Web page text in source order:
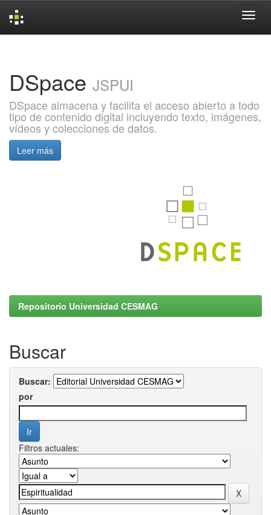
DSpace JSPUI
DSpace almacena y facilita el acceso abierto a todo
tipo de contenido digital incluyendo texto, imágenes,
vídeos y colecciones de datos.
Leer más
Repositorio Universidad CESMAG
Buscar
Buscar:
por
Filtros actuales: